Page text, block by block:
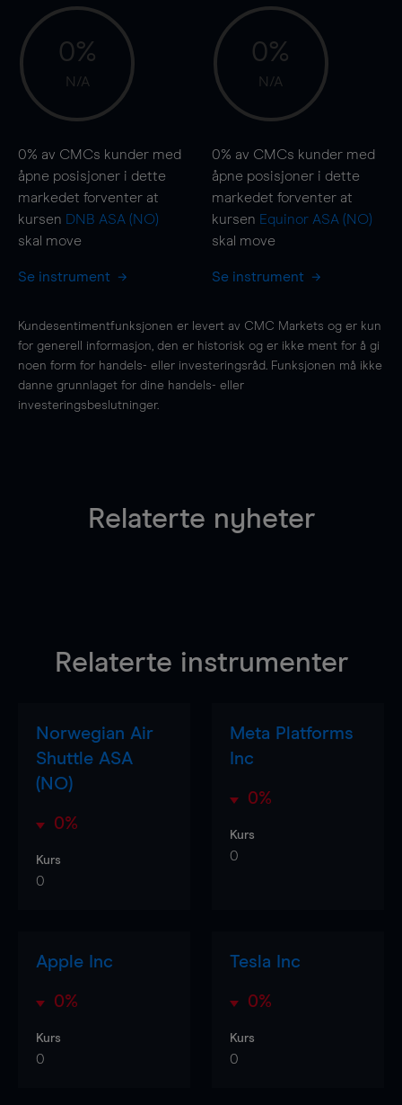
0%
N/A
0% av CMCs kunder med
åpne posisjoner i dette
markedet forventer at
kursen DNB ASA (NO)
skal move
Se instrument
0%
N/A
0% av CMCs kunder med
åpne posisjoner i dette
markedet forventer at
kursen Equinor ASA (NO)
skal move
Se instrument
Kundesentimentfunksjonen er levert av CMC Markets og er kun
for generell informasjon, den er historisk og er ikke ment for å gi
noen form for handels- eller investeringsråd. Funksjonen må ikke
danne grunnlaget for dine handels- eller
investeringsbeslutninger.
Relaterte nyheter
Relaterte instrumenter
Norwegian Air
Shuttle ASA
(NO)
0%
Kurs
0
Meta Platforms
Inc
0%
Kurs
0
Apple Inc
0%
Kurs
0
Tesla Inc
0%
Kurs
0